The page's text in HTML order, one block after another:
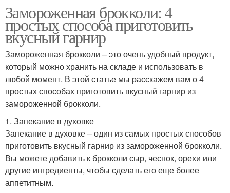
Замороженная брокколи: 4
простых способа приготовить
вкусный гарнир
Замороженная брокколи – это очень удобный продукт,
который можно хранить на складе и использовать в
любой момент. В этой статье мы расскажем вам о 4
простых способах приготовить вкусный гарнир из
замороженной брокколи.
1. Запекание в духовке
Запекание в духовке – один из самых простых способов
приготовить вкусный гарнир из замороженной брокколи.
Вы можете добавить к брокколи сыр, чеснок, орехи или
другие ингредиенты, чтобы сделать его еще более
аппетитным.